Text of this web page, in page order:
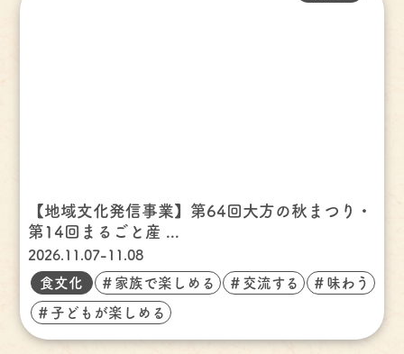
【地域文化発信事業】第64回大方の秋まつり・
第14回まるごと産 ...
2026.11.07-11.08
食文化 ＃家族で楽しめる ＃交流する ＃味わう
＃子どもが楽しめる